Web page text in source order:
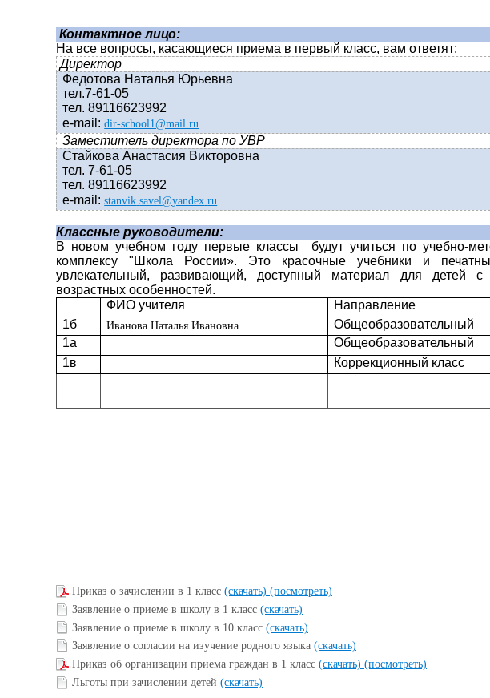
Контактное лицо:
На все вопросы, касающиеся приема в первый класс, вам ответят:
Директор
Федотова Наталья Юрьевна
тел.7-61-05
тел. 89116623992
е-mail : dir-school1@mail.ru
Заместитель директора по УВР
Стайкова Анастасия Викторовна
тел. 7-61-05
тел. 89116623992
е-mail : stanvik.savel@yandex.ru
Классные руководители:
В новом учебном году первые классы будут учиться по учебно-
комплексу "Школа России». Это красочные учебники и
увлекательный, развивающий, доступный материал для детей
возрастных особенностей.
ФИО учителя
Направление
1б
Иванова Наталья Ивановна
Общеобразовательный
1а
Общеобразовательный
1в
Коррекционный класс
Приказ о зачислении в 1 класс (скачать) (посмотреть)
Заявление о приеме в школу в 1 класс (скачать)
Заявление о приеме в школу в 10 класс (скачать)
Заявление о согласии на изучение родного языка (скачать)
Приказ об организации приема граждан в 1 класс (скачать) (посмотреть)
Льготы при зачислении детей (скачать)